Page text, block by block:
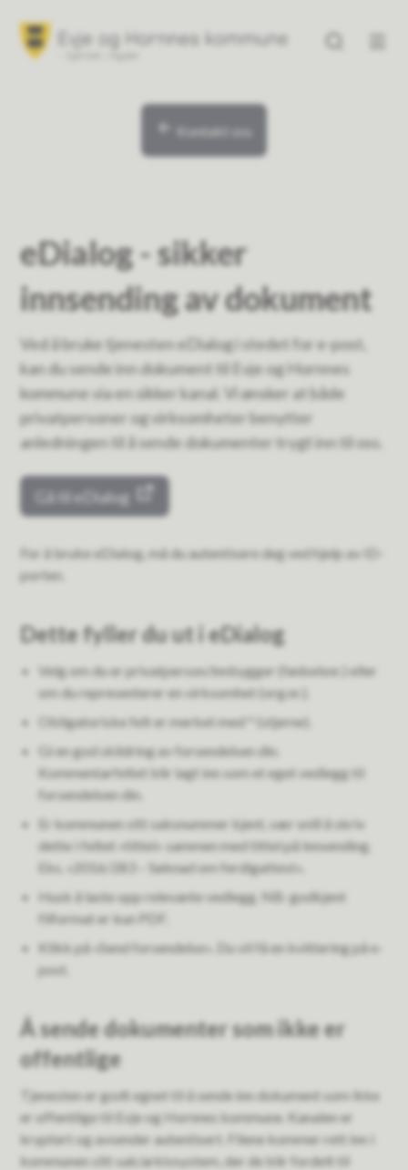
Evje og Hornnes kommune
Kontakt oss
eDialog - sikker
innsending av dokument
Ved å bruke tjenesten eDialog i stedet for e-post,
kan du sende inn dokument til Evje og Hornnes
kommune via en sikker kanal. Vi ønsker at både
privatpersoner og virksomheter benytter
anledningen til å sende dokumenter trygt inn til oss.
Gå til eDialog
For å bruke eDialog, må du autentisere deg ved hjelp av ID-
porten.
Dette fyller du ut i eDialog
Velg om du er privatperson/innbygger (fødselsnr.) eller
om du representerer en virksomhet (org.nr.).
Obligatoriske felt er merket med * (stjerne).
Gi en god skildring av forsendelsen din.
Kommentarfeltet blir lagt inn som et eget vedlegg til
forsendelsen din.
Er kommunen sitt saksnummer kjent, vær snill å skriv
dette i feltet «tittel» sammen med tittel på innsending.
Eks. «2016/283 – Søknad om ferdigattest».
Husk å laste opp relevante vedlegg. NB: godkjent
filformat er kun PDF.
Klikk på «Send forsendelse». Du vil få en kvittering på e-
post.
Å sende dokumenter som ikke er
offentlige
Tjenesten er godt egnet til å sende inn dokument som ikke
er offentlige til Evje og Hornnes kommune. Kanalen er
kryptert og avsender autentisert. Filene kommer rett inn i
kommunen sitt sak/arkivsystem, der de blir fordelt til